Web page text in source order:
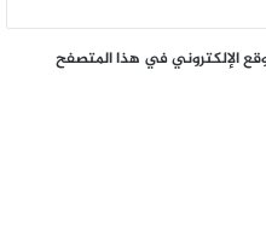
الإلكتروني في هذا المتصفح